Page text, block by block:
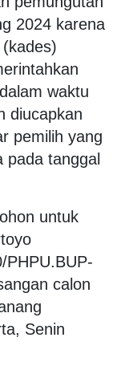
2024 karena
waktu
diucapkan
pemilih yang
pada tanggal
untuk
PHPU.BUP-
calon
Senin